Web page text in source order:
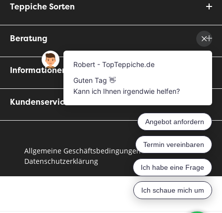
Teppiche Sorten
Beratung
Informationen
Kundenservice
Allgemeine Geschäftsbedingungen
Datenschutzerklärung